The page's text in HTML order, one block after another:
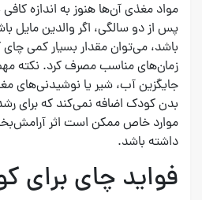
مواد مغذی آن‌ها هنوز به اندازه
پس از دو سالگی، اگر والدین مایل
باشد، می‌توان مقدار بسیار کمی
زمان‌های مناسب مصرف کرد. نکته
جایگزین آب، شیر یا نوشیدنی‌های
بدن کودک اضافه نمی‌کند که برای رشد
موارد خاص ممکن است اثر
داشته باشد.
فواید چای برای